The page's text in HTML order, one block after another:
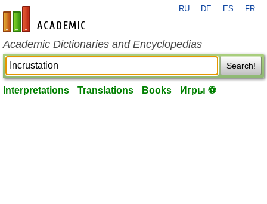
en-academic.com
RU DE ES FR
Academic Dictionaries and Encyclopedias
Search!
Interpretations Translations Books Игры ⚽